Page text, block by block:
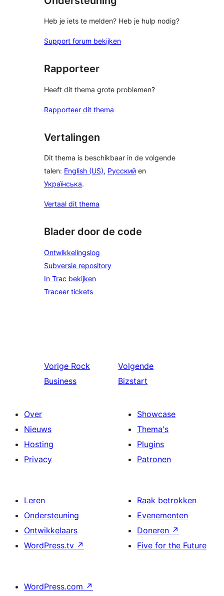
Heb je iets te melden? Heb je hulp nodig?
Support forum bekijken
Rapporteer
Heeft dit thema grote problemen?
Rapporteer dit thema
Vertalingen
Dit thema is beschikbaar in de volgende
talen: English (US), Русский en
Українська.
Vertaal dit thema
Blader door de code
Ontwikkelingslog
Subversie repository
In Trac bekijken
Traceer tickets
Vorige Rock
Business
Volgende
Bizstart
Over
Nieuws
Hosting
Privacy
Showcase
Thema's
Plugins
Patronen
Leren
Ondersteuning
Ontwikkelaars
WordPress.tv ↗
Raak betrokken
Evenementen
Doneren ↗
Five for the Future
WordPress.com ↗